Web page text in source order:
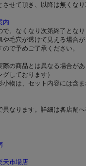
せて頂き、以降は無くなり
内
、なくなり次第終了となり
毛穴が透けて見える場合が
で予めご了承ください。
の商品とは異なる場合があ
グしております）
物は、セット内容には含ま
なります。詳細は各店舗へ
天市場店